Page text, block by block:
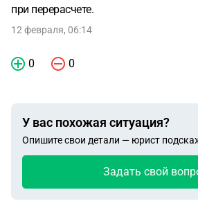
при перерасчете.
12 февраля, 06:14
0 0
У вас похожая ситуация?
Опишите свои детали — юрист
Задать свой